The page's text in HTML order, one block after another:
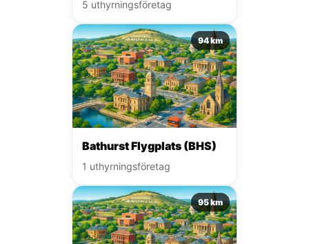
5 uthyrningsföretag
94 km
Bathurst Flygplats (BHS)
1 uthyrningsföretag
95 km